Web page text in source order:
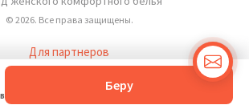
Беру
© 2026. Все права защищены.
Для партнеров